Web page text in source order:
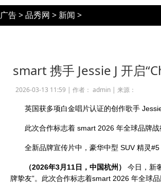
广告>品秀网 > 新闻 >
smart 携手 Jessie J 开启
2026-03-13 11:59 | 作者： admin| 来源：
英国获多项白金唱片认证的创作歌手
此次合作标志着 smart 2026 年全球品牌
全新品牌宣传片中，豪华中型 SUV 精灵
（2026年3月11日，中国杭州）
今日，新
牌挚友”。此次合作标志着smart 2026 年全球